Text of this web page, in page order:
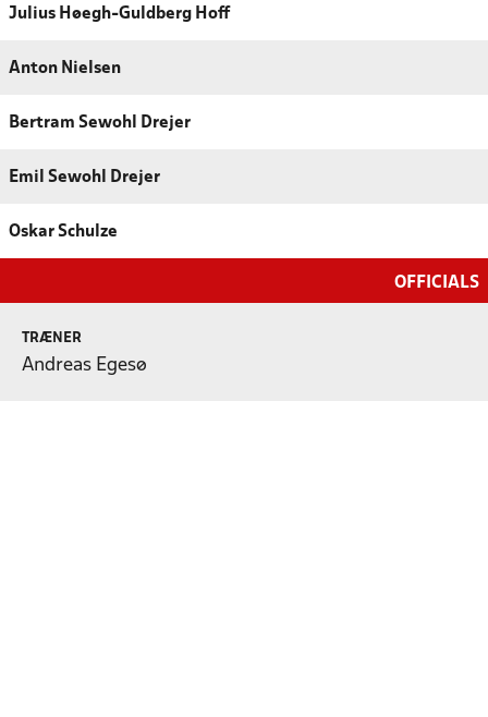
Julius Høegh-Guldberg Hoff
Anton Nielsen
Bertram Sewohl Drejer
Emil Sewohl Drejer
Oskar Schulze
OFFICIALS
TRÆNER
Andreas Egesø